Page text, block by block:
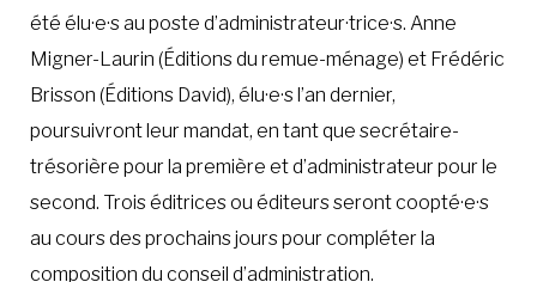
été élu·e·s au poste d’administrateur·trice·s. Anne
Migner-Laurin (Éditions du remue-ménage) et Frédéric
Brisson (Éditions David), élu·e·s l’an dernier,
poursuivront leur mandat, en tant que secrétaire-
trésorière pour la première et d’administrateur pour le
second. Trois éditrices ou éditeurs seront coopté·e·s
au cours des prochains jours pour compléter la
composition du conseil d’administration.